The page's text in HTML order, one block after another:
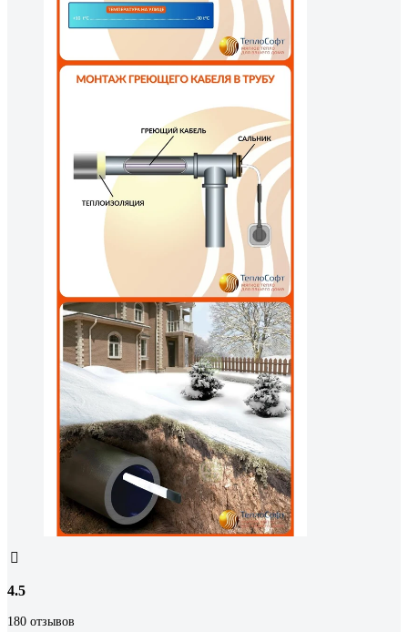
4.5
180 отзывов